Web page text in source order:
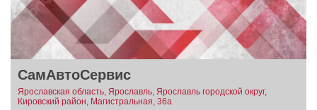
СамАвтоСервис
Ярославская область, Ярославль, Ярославль городской округ,
Кировский район, Магистральная, 36а